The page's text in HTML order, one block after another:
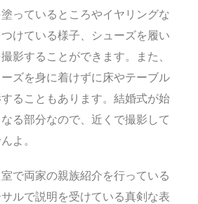
っているところやイヤリングな
けている様子、シューズを履い
影することができます。また、
ズを身に着けずに床やテーブル
ることもあります。結婚式が始
る部分なので、近くで撮影して
よ。
で両家の親族紹介を行っている
ルで説明を受けている真剣な表